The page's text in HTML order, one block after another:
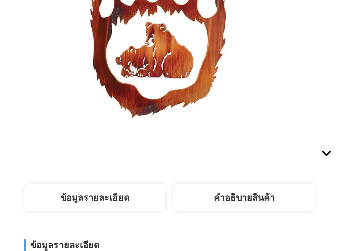
ข้อมูลรายละเอียด คําอธิบายสินค้า
ข้อมูลรายละเอียด